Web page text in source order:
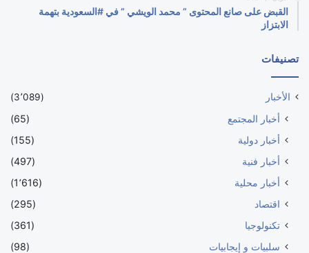
القبض على صانع المحتوى ” محمد الويشي ” في #السعودية بتهمة
الابتزاز
تصنيفات
الأخبار (3٬089)
أخبار المجتمع
(65)
أخبار دولية
(155)
أخبار فنية
(497)
أخبار محلية
(1٬616)
اقتصاد
(295)
تكنولوجيا
(361)
سلبيات و إيجابيات
(98)